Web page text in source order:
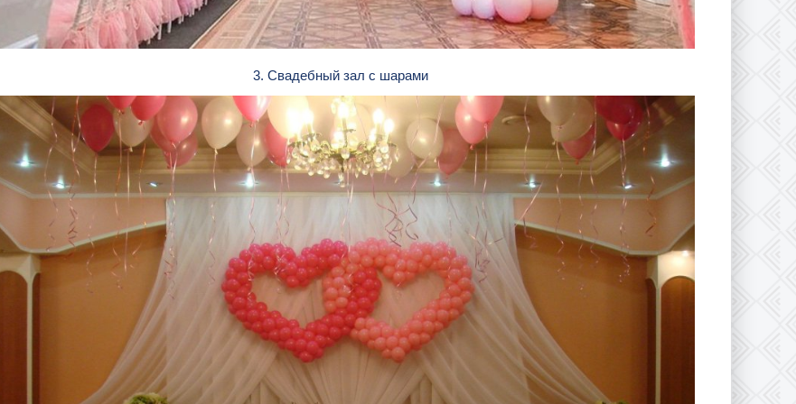
3. Свадебный зал с шарами